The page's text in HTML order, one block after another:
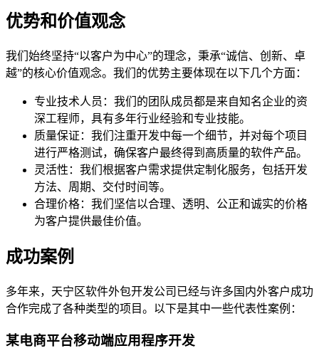
优势和价值观念
我们始终坚持“以客户为中心”的理念，秉承“诚信、创新、卓
越”的核心价值观念。我们的优势主要体现在以下几个方面：
专业技术人员：我们的团队成员都是来自知名企业的资
深工程师，具有多年行业经验和专业技能。
质量保证：我们注重开发中每一个细节，并对每个项目
进行严格测试，确保客户最终得到高质量的软件产品。
灵活性：我们根据客户需求提供定制化服务，包括开发
方法、周期、交付时间等。
合理价格：我们坚信以合理、透明、公正和诚实的价格
为客户提供最佳价值。
成功案例
多年来，天宁区软件外包开发公司已经与许多国内外客户成功
合作完成了各种类型的项目。以下是其中一些代表性案例：
某电商平台移动端应用程序开发